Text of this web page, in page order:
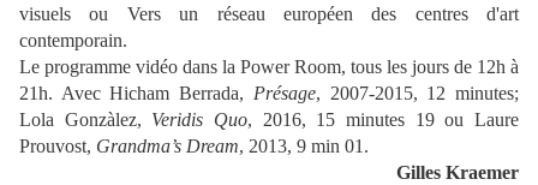
visuels ou Vers un réseau européen des centres d'art
contemporain.
Le programme vidéo dans la Power Room, tous les jours de 12h à
21h. Avec Hicham Berrada, Présage, 2007‑2015, 12 minutes;
Lola Gonzàlez, Veridis Quo, 2016, 15 minutes 19 ou Laure
Prouvost, Grandma’s Dream, 2013, 9 min 01.
Gilles Kraemer